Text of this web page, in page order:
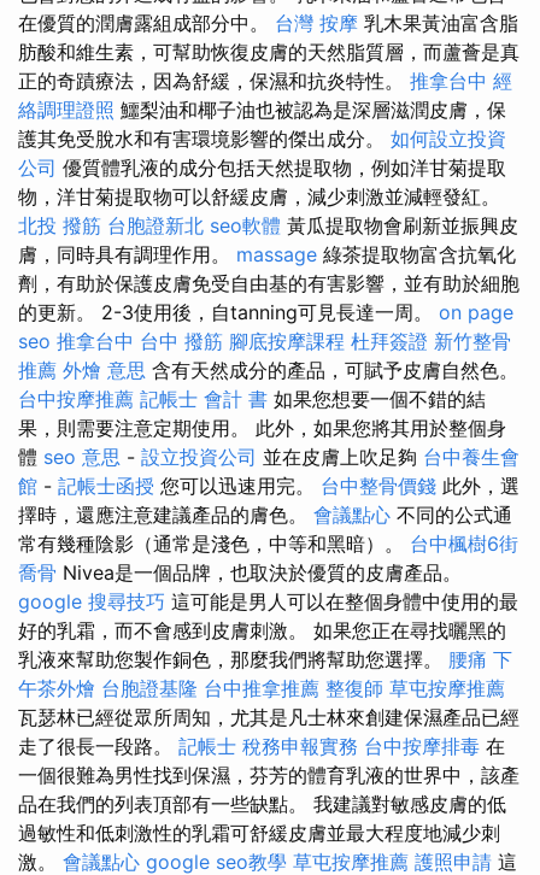
在優質的潤膚露組成部分中。 台灣 按摩 乳木果黃油富含脂
肪酸和維生素，可幫助恢復皮膚的天然脂質層，而蘆薈是真
正的奇蹟療法，因為舒緩，保濕和抗炎特性。 推拿台中 經
絡調理證照 鱷梨油和椰子油也被認為是深層滋潤皮膚，保
護其免受脫水和有害環境影響的傑出成分。 如何設立投資
公司 優質體乳液的成分包括天然提取物，例如洋甘菊提取
物，洋甘菊提取物可以舒緩皮膚，減少刺激並減輕發紅。
北投 撥筋 台胞證新北 seo軟體 黃瓜提取物會刷新並振興皮
膚，同時具有調理作用。 massage 綠茶提取物富含抗氧化
劑，有助於保護皮膚免受自由基的有害影響，並有助於細胞
的更新。 2-3使用後，自tanning可見長達一周。 on page
seo 推拿台中 台中 撥筋 腳底按摩課程 杜拜簽證 新竹整骨
推薦 外燴 意思 含有天然成分的產品，可賦予皮膚自然色。
台中按摩推薦 記帳士 會計 書 如果您想要一個不錯的結
果，則需要注意定期使用。 此外，如果您將其用於整個身
體 seo 意思 - 設立投資公司 並在皮膚上吹足夠 台中養生會
館 - 記帳士函授 您可以迅速用完。 台中整骨價錢 此外，選
擇時，還應注意建議產品的膚色。 會議點心 不同的公式通
常有幾種陰影（通常是淺色，中等和黑暗）。 台中楓樹6街
喬骨 Nivea是一個品牌，也取決於優質的皮膚產品。
google 搜尋技巧 這可能是男人可以在整個身體中使用的最
好的乳霜，而不會感到皮膚刺激。 如果您正在尋找曬黑的
乳液來幫助您製作銅色，那麼我們將幫助您選擇。 腰痛 下
午茶外燴 台胞證基隆 台中推拿推薦 整復師 草屯按摩推薦
瓦瑟林已經從眾所周知，尤其是凡士林來創建保濕產品已經
走了很長一段路。 記帳士 稅務申報實務 台中按摩排毒 在
一個很難為男性找到保濕，芬芳的體育乳液的世界中，該產
品在我們的列表頂部有一些缺點。 我建議對敏感皮膚的低
過敏性和低刺激性的乳霜可舒緩皮膚並最大程度地減少刺
激。 會議點心 google seo教學 草屯按摩推薦 護照申請 這